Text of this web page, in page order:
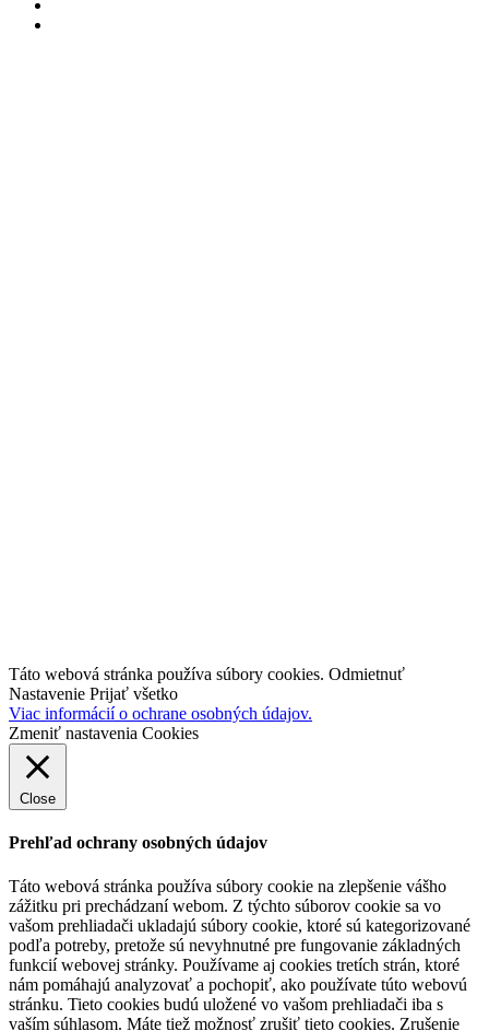
Táto webová stránka používa súbory cookies. Odmietnuť
Nastavenie Prijať všetko
Viac informácií o ochrane osobných údajov.
Zmeniť nastavenia Cookies
Close
Prehľad ochrany osobných údajov
Táto webová stránka používa súbory cookie na zlepšenie vášho
zážitku pri prechádzaní webom. Z týchto súborov cookie sa vo
vašom prehliadači ukladajú súbory cookie, ktoré sú kategorizované
podľa potreby, pretože sú nevyhnutné pre fungovanie základných
funkcií webovej stránky. Používame aj cookies tretích strán, ktoré
nám pomáhajú analyzovať a pochopiť, ako používate túto webovú
stránku. Tieto cookies budú uložené vo vašom prehliadači iba s
vaším súhlasom. Máte tiež možnosť zrušiť tieto cookies. Zrušenie